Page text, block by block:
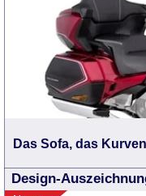
Das Sofa, das
Design-